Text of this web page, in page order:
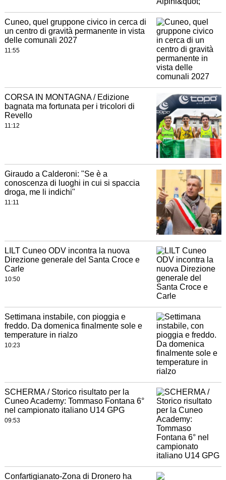
Cuneo, quel gruppone civico in cerca di
un centro di gravità permanente in vista
delle comunali 2027
11:55
CORSA IN MONTAGNA / Edizione
bagnata ma fortunata per i tricolori di
Revello
11:12
Giraudo a Calderoni: "Se è a
conoscenza di luoghi in cui si spaccia
droga, me li indichi"
11:11
LILT Cuneo ODV incontra la nuova
Direzione generale del Santa Croce e
Carle
10:50
Settimana instabile, con pioggia e
freddo. Da domenica finalmente sole e
temperature in rialzo
10:23
SCHERMA / Storico risultato per la
Cuneo Academy: Tommaso Fontana 6°
nel campionato italiano U14 GPG
09:53
Confartigianato-Zona di Dronero ha